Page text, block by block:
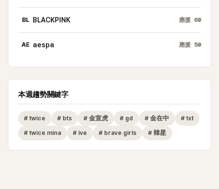
BL BLACKPINK 應援 60
AE aespa 應援 50
本週趨勢關鍵字
# twice # bts # 金宣虎 # gd # 金在中 # txt
# twice mina # ive # brave girls # 韓星